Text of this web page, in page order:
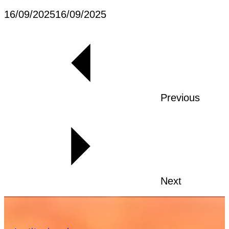
Posted
16/09/202516/09/2025
Previous
Next